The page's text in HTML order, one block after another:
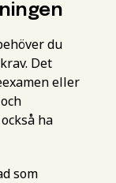
du
Det
eller
ha
som